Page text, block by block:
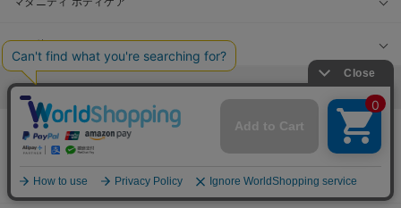
その他
ママ&ベビーの商品を探す
INFORMATION
お知らせ